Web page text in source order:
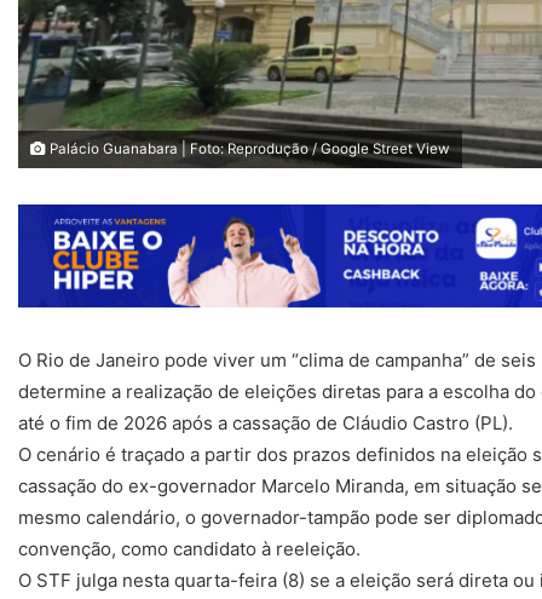
Palácio Guanabara | Foto: Reprodução / Google Street View
O Rio de Janeiro pode viver um “clima de campanha” de
determine a realização de eleições diretas para a escolha
até o fim de 2026 após a cassação de Cláudio Castro (PL).
O cenário é traçado a partir dos prazos definidos na eleição
cassação do ex-governador Marcelo Miranda, em situação
mesmo calendário, o governador-tampão pode ser
convenção, como candidato à reeleição.
O STF julga nesta quarta-feira (8) se a eleição será direta